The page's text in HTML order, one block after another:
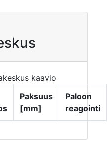
Paksuus
[mm]
Paloon
reagointi